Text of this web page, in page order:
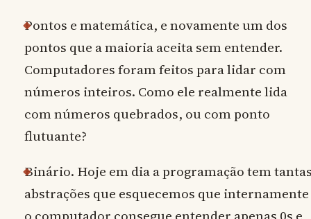
Pontos e matemática, e novamente um dos
pontos que a maioria aceita sem entender.
Computadores foram feitos para lidar com
números inteiros. Como ele realmente lida
com números quebrados, ou com ponto
flutuante?
Binário. Hoje em dia a programação tem
abstrações que esquecemos que internamente